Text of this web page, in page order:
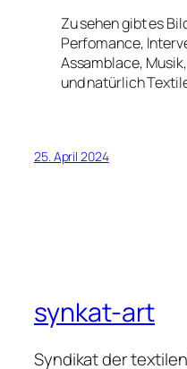
Zu sehen gibt es
Perfomance,
Assamblace,
und natürlich
25. April 2024
synkat-art
Syndikat der